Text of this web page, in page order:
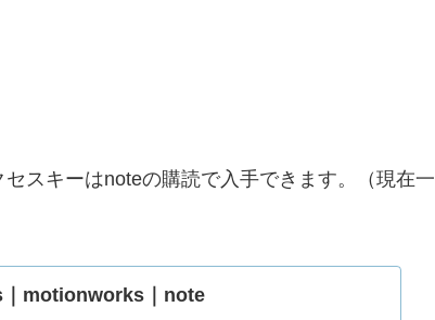
スキーはnoteの購読で入手できます。（現在一
motionworks｜note